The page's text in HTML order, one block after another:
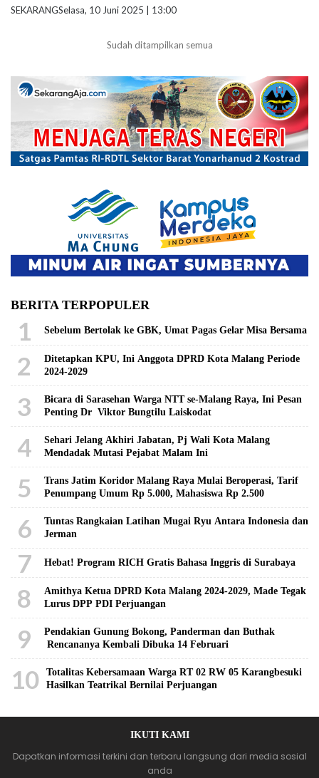
SEKARANGSelasa, 10 Juni 2025 | 13:00
Sudah ditampilkan semua
BERITA TERPOPULER
1 Sebelum Bertolak ke GBK, Umat Pagas Gelar Misa Bersama
2
Ditetapkan KPU, Ini Anggota DPRD Kota Malang Periode
2024-2029
3
Bicara di Sarasehan Warga NTT se-Malang Raya, Ini Pesan
Penting Dr Viktor Bungtilu Laiskodat
4
Sehari Jelang Akhiri Jabatan, Pj Wali Kota Malang
Mendadak Mutasi Pejabat Malam Ini
5
Trans Jatim Koridor Malang Raya Mulai Beroperasi, Tarif
Penumpang Umum Rp 5.000, Mahasiswa Rp 2.500
6
Tuntas Rangkaian Latihan Mugai Ryu Antara Indonesia dan
Jerman
7 Hebat! Program RICH Gratis Bahasa Inggris di Surabaya
8
Amithya Ketua DPRD Kota Malang 2024-2029, Made Tegak
Lurus DPP PDI Perjuangan
9
Pendakian Gunung Bokong, Panderman dan Buthak
Rencananya Kembali Dibuka 14 Februari
10
Totalitas Kebersamaan Warga RT 02 RW 05 Karangbesuki
Hasilkan Teatrikal Bernilai Perjuangan
IKUTI KAMI
Dapatkan informasi terkini dan terbaru langsung dari media sosial
anda